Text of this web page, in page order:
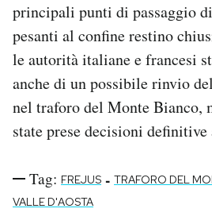
principali punti di passaggio
pesanti al confine restino
le autorità italiane e francesi
anche di un possibile rinvio
nel traforo del Monte Bianco,
state prese decisioni
Tag: FREJUS - TRAFORO DEL
VALLE D'AOSTA